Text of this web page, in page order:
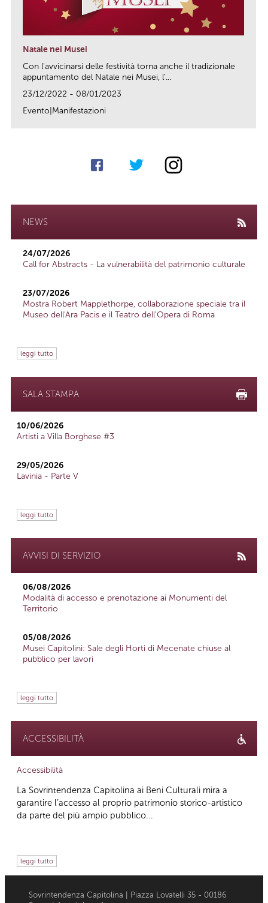
Natale nei Musei
Con l'avvicinarsi delle festività torna anche il tradizionale
appuntamento del Natale nei Musei, l’...
23/12/2022 - 08/01/2023
Evento|Manifestazioni
NEWS
24/07/2026
Call for Abstracts - La vulnerabilità del patrimonio culturale
23/07/2026
Mostra Robert Mapplethorpe, collaborazione speciale tra il
Museo dell'Ara Pacis e il Teatro dell'Opera di Roma
leggi tutto
SALA STAMPA
10/06/2026
Artisti a Villa Borghese #3
29/05/2026
Lavinia - Parte V
leggi tutto
AVVISI DI SERVIZIO
06/08/2026
Modalità di accesso e prenotazione ai Monumenti del
Territorio
05/08/2026
Musei Capitolini: Sale degli Horti di Mecenate chiuse al
pubblico per lavori
leggi tutto
ACCESSIBILITÀ
Accessibilità
La Sovrintendenza Capitolina ai Beni Culturali mira a
garantire l’accesso al proprio patrimonio storico-artistico
da parte del più ampio pubblico...
leggi tutto
Sovrintendenza Capitolina | Piazza Lovatelli 35 - 00186